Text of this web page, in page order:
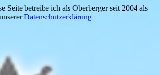
betreibe ich als Oberberger seit 2004 als
Datenschutzerklärung.